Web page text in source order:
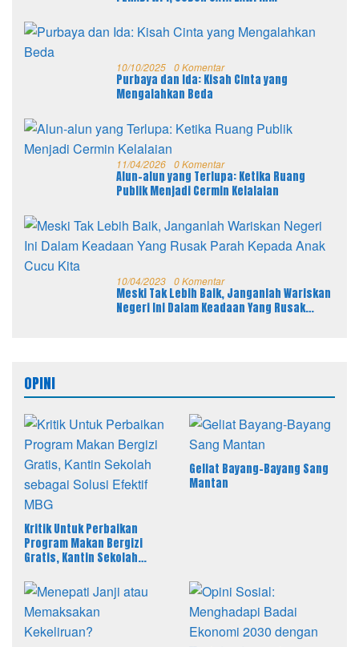
10/10/2025 0 Komentar
Purbaya dan Ida: Kisah Cinta yang
Mengalahkan Beda
11/04/2026 0 Komentar
Alun-alun yang Terlupa: Ketika Ruang
Publik Menjadi Cermin Kelalaian
10/04/2023 0 Komentar
Meski Tak Lebih Baik, Janganlah Wariskan
Negeri Ini Dalam Keadaan Yang Rusak
OPINI
Kritik Untuk Perbaikan
Program Makan Bergizi
Gratis, Kantin Sekolah
Geliat Bayang-Bayang Sang
Mantan